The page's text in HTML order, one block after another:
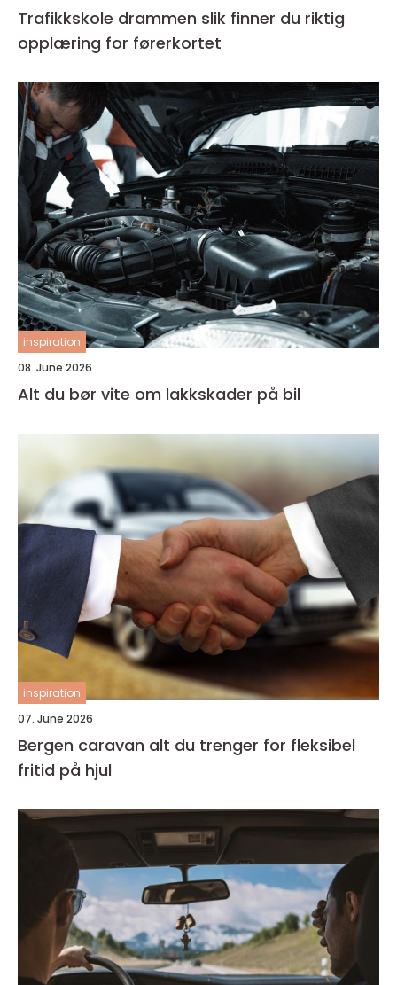
Trafikkskole drammen slik finner du riktig
opplæring for førerkortet
inspiration
08. June 2026
Alt du bør vite om lakkskader på bil
inspiration
07. June 2026
Bergen caravan alt du trenger for fleksibel
fritid på hjul